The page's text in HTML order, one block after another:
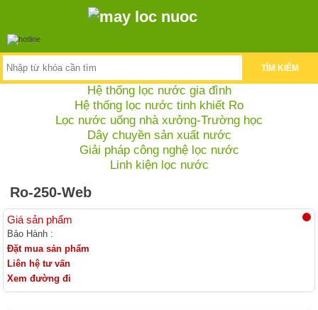
TÌM KIẾM
Hệ thống lọc nước gia đình
Hệ thống lọc nước tinh khiết Ro
Lọc nước uống nhà xưởng-Trường học
Dây chuyền sản xuất nước
Giải pháp công nghệ lọc nước
Linh kiện lọc nước
Ro-250-Web
Giá sản phẩm
Bảo Hành :
Đặt mua sản phẩm
Liên hệ tư vấn
Xem đường đi